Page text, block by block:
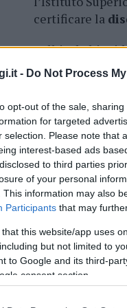
- Do Not Process
opt-out of the sale,
for targeted
selection. Please note that
interest-based ads
to third parties
of your personal
This information may also
Participants that may
that this website/app uses
but not limited to
to Google and its third-
consent section.
certificare la
Sull’isola
100mila
Confermato
In calo anche la
in terapia
cliccandoqui